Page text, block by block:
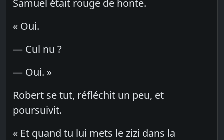
Samuel était rouge de honte.
« Oui.
— Cul nu ?
— Oui. »
Robert se tut, réfléchit un peu, et
poursuivit.
« Et quand tu lui mets le zizi dans la